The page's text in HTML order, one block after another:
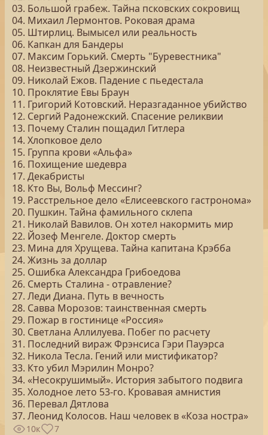
03. Большой грабеж. Тайна псковских сокровищ
04. Михаил Лермонтов. Роковая драма
05. Штирлиц. Вымысел или реальность
06. Капкан для Бандеры
07. Максим Горький. Смерть "Буревестника"
08. Неизвестный Дзержинский
09. Николай Ежов. Падение с пьедестала
10. Проклятие Евы Браун
11. Григорий Котовский. Неразгаданное убийство
12. Сергий Радонежский. Спасение реликвии
13. Почему Сталин пощадил Гитлера
14. Хлопковое дело
15. Группа крови «Альфа»
16. Похищение шедевра
17. Декабристы
18. Кто Вы, Вольф Мессинг?
19. Расстрельное дело «Елисеевского гастронома»
20. Пушкин. Тайна фамильного склепа
21. Николай Вавилов. Он хотел накормить мир
22. Йозеф Менгеле. Доктор смерть
23. Мина для Хрущева. Тайна капитана Крэбба
24. Жизнь за доллар
25. Ошибка Александра Грибоедова
26. Смерть Сталина - отравление?
27. Леди Диана. Путь в вечность
28. Савва Морозов: таинственная смерть
29. Пожар в гостинице «Россия»
30. Светлана Аллилуева. Побег по расчету
31. Последний вираж Фрэнсиса Гэри Пауэрса
32. Никола Тесла. Гений или мистификатор?
33. Кто убил Мэрилин Монро?
34. «Несокрушимый». История забытого подвига
35. Холодное лето 53-го. Кровавая амнистия
36. Перевал Дятлова
37. Леонид Колосов. Наш человек в «Коза ностра»
10к 7